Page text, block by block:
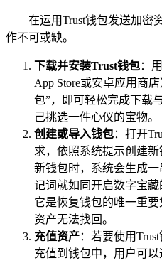
在运用Trust钱包发送加密
作不可或缺。
下载并安装Trust钱包：
App Store或安卓应用商
包”，即可轻松完成下载
己挑选一件心仪的宝物。
创建或导入钱包：打开
求，依照系统提示创建
新钱包时，系统会生成
记词就如同开启数字宝
它是恢复钱包的唯一重
资产无法找回。
充值资产：若要使用
充值到钱包中，用户可